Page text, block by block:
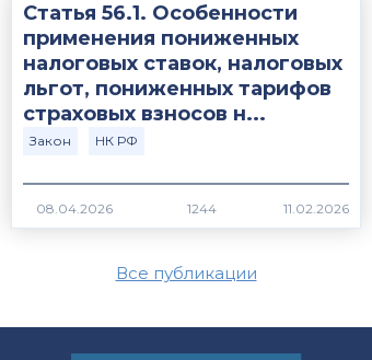
Все публикации
Статья 56.1. Особенности
применения пониженных
налоговых ставок, налоговых
льгот, пониженных тарифов
страховых взносов н...
Закон НК РФ
1244